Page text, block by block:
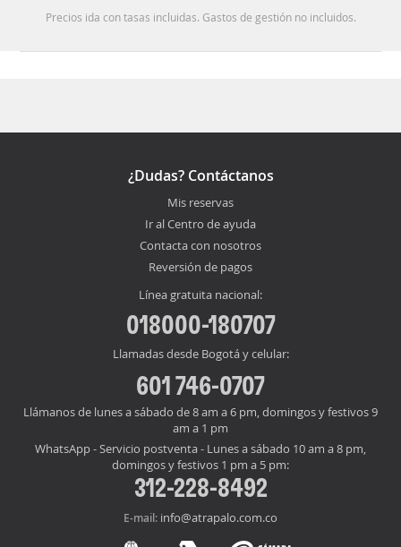
Precios ida con tasas incluidas. Gastos de gestión no incluidos.
¿Dudas? Contáctanos
Mis reservas
Ir al Centro de ayuda
Contacta con nosotros
Reversión de pagos
Línea gratuita nacional:
018000-180707
Llamadas desde Bogotá y celular:
601 746-0707
Llámanos de lunes a sábado de 8 am a 6 pm, domingos y festivos 9
am a 1 pm
WhatsApp - Servicio postventa - Lunes a sábado 10 am a 8 pm,
domingos y festivos 1 pm a 5 pm:
312-228-8492
E-mail: info@atrapalo.com.co